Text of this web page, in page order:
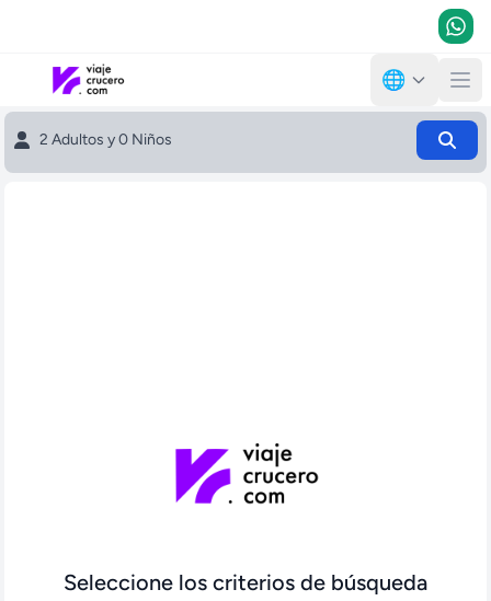
🌐
2 Adultos y 0 Niños
Seleccione los criterios de búsqueda